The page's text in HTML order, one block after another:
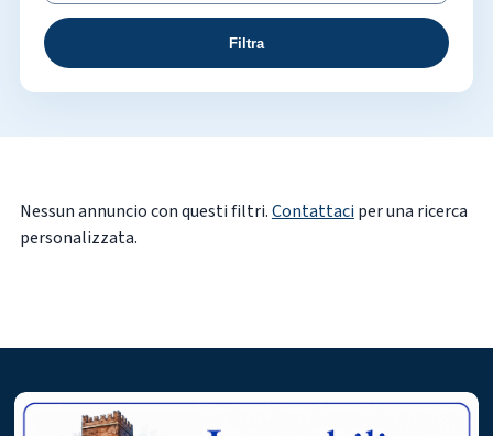
Filtra
Nessun annuncio con questi filtri.Contattaciper una ricerca
personalizzata.